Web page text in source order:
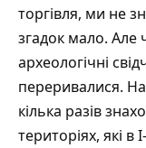
торгівля, ми не
згадок мало. Але
археологічні
переривалися.
кілька разів
територіях, які в